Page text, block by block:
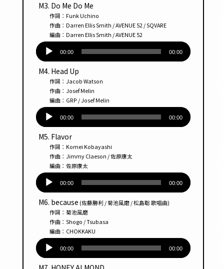
レーM3. Do Me Do Me
作詞：Funk Uchino
作曲：Darren Ellis Smith / AVENUE 52 / SQVARE
編曲：Darren Ellis Smith / AVENUE 52
レー
00:00 00:00
M4. Head Up
作詞：Jacob Watson
作曲：Josef Melin
編曲：GRP / Josef Melin
レー
00:00 00:00
M5. Flavor
作詞：Komei Kobayashi
作曲：Jimmy Claeson / 佐原康太
編曲：佐原康太
レー
00:00 00:00
M6. because (佐藤勝利 / 菊池風磨 / 松島聡 歌唱曲)
作詞：菊池風磨
作曲：Shogo / Tsubasa
編曲：CHOKKAKU
00:00 00:00